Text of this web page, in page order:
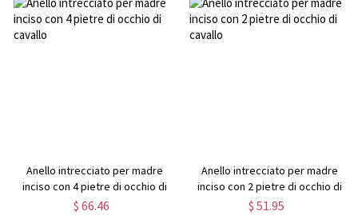
Anello intrecciato per madre
inciso con 4 pietre di occhio di
cavallo
$ 66.46
Anello intrecciato per madre
inciso con 2 pietre di occhio di
cavallo
$ 51.95